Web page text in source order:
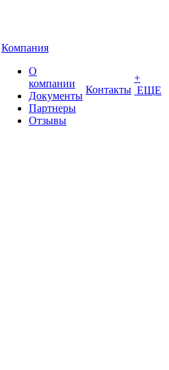
Компания
О
компании
Документы
Партнеры
Отзывы
Контакты
+
ЕЩЕ